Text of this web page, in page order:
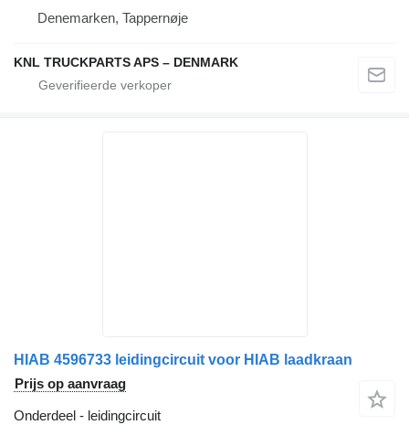
Denemarken, Tappernøje
KNL TRUCKPARTS APS – DENMARK
HIAB 4596733 leidingcircuit voor HIAB laadkraan
Prijs op aanvraag
Onderdeel - leidingcircuit